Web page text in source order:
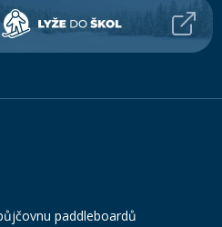
paddleboardů